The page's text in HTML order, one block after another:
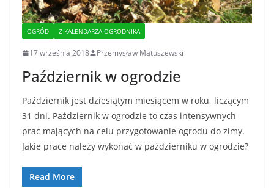
OGRÓD Z KALENDARZA OGRODNIKA
17 września 2018 Przemysław Matuszewski
Październik w ogrodzie
Październik jest dziesiątym miesiącem w roku, liczącym
31 dni. Październik w ogrodzie to czas intensywnych
prac mających na celu przygotowanie ogrodu do zimy.
Jakie prace należy wykonać w październiku w ogrodzie?
Read More